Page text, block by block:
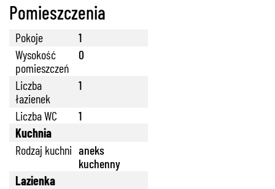
Pomieszczenia
Pokoje
1
Wysokość
pomieszczeń
0
Liczba
łazienek
1
Liczba WC
1
Kuchnia
Rodzaj kuchni aneks
kuchenny
Lazienka